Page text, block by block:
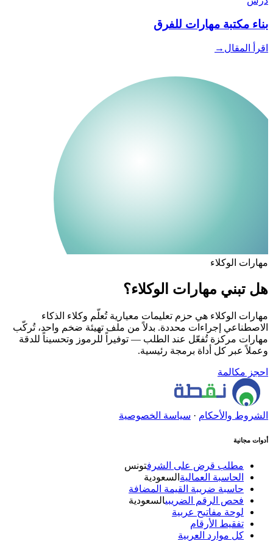
بناء مكتبة مهارات للفرق
اقرأ المقال →
مهارات الوكلاء
هل تبني مهارات الوكلاء؟
مهارات الوكلاء هي حزم تعليمات معيارية تُعلّم وكلاء الذكاء
الاصطناعي إجراءات محددة. بدلاً من ملف تهيئة ضخم واحد، تُركّب
مهارات مركزة تُفعّل عند الطلب — توفيراً للرموز وتحسيناً للدقة
وعملاً عبر كل أداة برمجة رئيسية.
احجز مكالمة
الشروط والأحكام· سياسة الخصوصية
أدوات مجانية
مطلب قرض على الشرف تونس
الحاسبة العماليةالسعودية
حاسبة ضريبة القيمة المضافة
فحص الرقم الضريبيالسعودية
لوحة مفاتيح عربية
تفقيط الأرقام
كل موارد العربية